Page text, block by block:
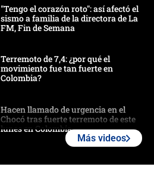
"Tengo el corazón roto": así afectó el
sismo a familia de la directora de La
FM, Fin de Semana
Terremoto de 7,4: ¿por qué el
movimiento fue tan fuerte en
Colombia?
Hacen llamado de urgencia en el
Chocó tras fuerte terremoto de este
lunes en Colombia
Más videos